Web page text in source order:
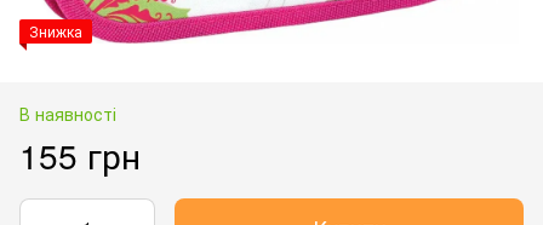
Знижка
В наявності
155 грн